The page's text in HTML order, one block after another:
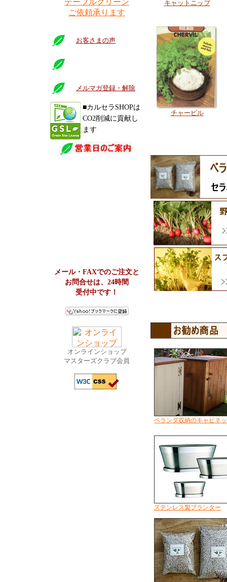
ご依頼承ります
お客さまの声
メルマガ登録・解除
■カルセラSHOPは
CO2削減に貢献し
ます
メール・FAXでのご注文と
お問合せは、24時間
受付中です！
オンラインショップ
マスターズクラブ会員
キャットニップ
チャービル
ベランダ収納のキャビネ
ステンレス製プランター